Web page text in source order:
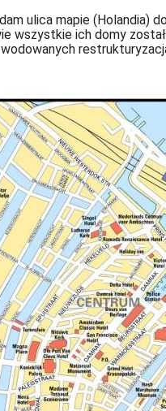
ulica mapie (Holandia)
wszystkie ich domy